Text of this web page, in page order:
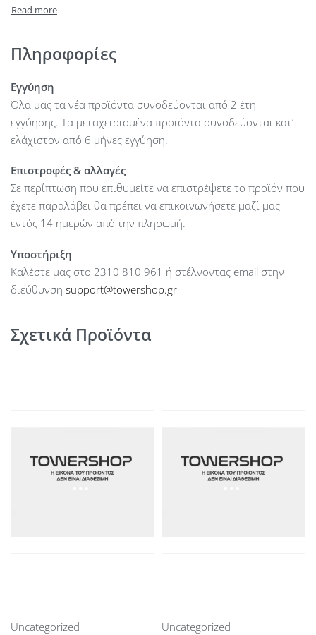
Internet Low Bitrate Codec (iLBC), and Internet Speech Audio
signaling, Session Description Protocol (SDP), IPv4 and IPv6,
Signaling protocol support : Skinny Client Control Protocol
(SCCP) and Session Initiation Protocol (SIP) with Cisco call
control
Power Supply : N/A
Dimensions : 228.8 x 257.3 x 98.4 mm
Weight : 1.35 kg
Πληροφορίες
Εγγύηση
Όλα μας τα νέα προϊόντα συνοδεύονται από 2 έτη
εγγύησης. Τα μεταχειρισμένα προϊόντα συνοδεύονται κατ’
ελάχιστον από 6 μήνες εγγύηση.
Επιστροφές & αλλαγές
Σε περίπτωση που επιθυμείτε να επιστρέψετε το προϊόν που
έχετε παραλάβει θα πρέπει να επικοινωνήσετε μαζί μας
εντός 14 ημερών από την πληρωμή.
Υποστήριξη
Καλέστε μας στο 2310 810 961 ή στέλνοντας email στην
διεύθυνση support@towershop.gr
Σχετικά Προϊόντα
Uncategorized Uncategorized